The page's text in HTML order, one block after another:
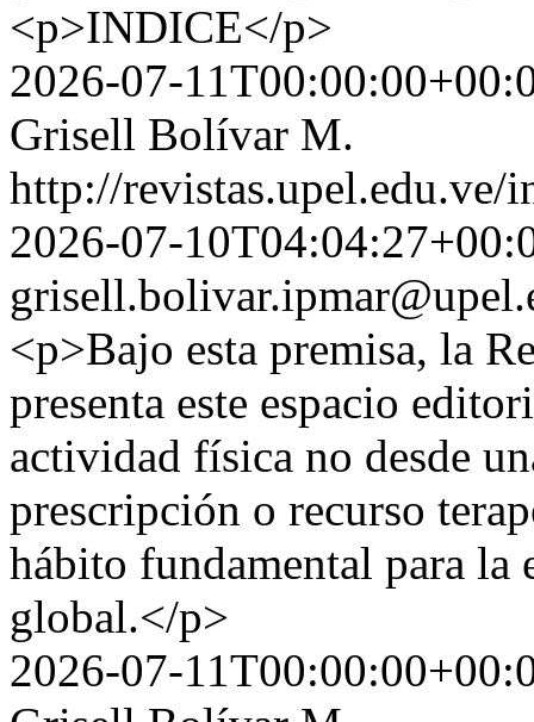
<p>INDICE</p>
2026-07-
Grisell Bolívar M.
http://
2026-07-
<p>Bajo esta premisa, la
presenta este espacio
actividad física no desde
prescripción o recurso
hábito fundamental para la
global.</p>
2026-07-